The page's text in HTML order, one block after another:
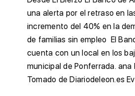
una alerta por el retraso en
incremento del 40% en la
de familias sin empleo ​ El
cuenta con un local en los
municipal de Ponferrada. ana
Tomado de Diariodeleon.es